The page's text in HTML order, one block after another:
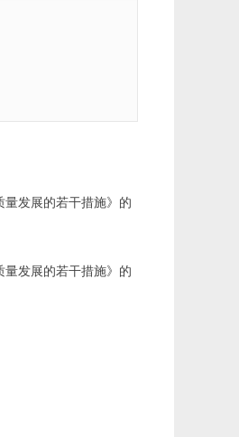
量发展的若干措施》的
量发展的若干措施》的